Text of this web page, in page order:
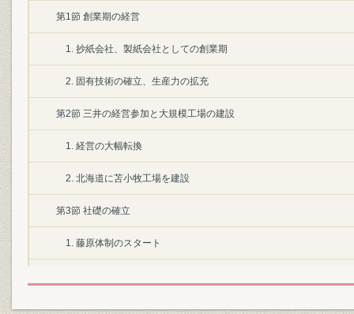
第1節 創業期の経営
1. 抄紙会社、製紙会社としての創業期
2. 固有技術の確立、生産力の拡充
第2節 三井の経営参加と大規模工場の建設
1. 経営の大幅転換
2. 北海道に苫小牧工場を建設
第3節 社礎の確立
1. 藤原体制のスタート
第4節 業界上位3社の大型合併